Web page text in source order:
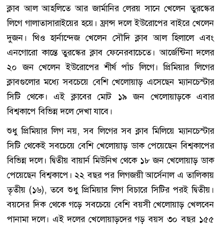
ক্লাব আল আহলিতে আর জার্মানির লেরয় সানে খেলেন তুরস্কের
লিগে গালাতাসারাইয়ের হয়ে। ফ্রান্স দলে ইউরোপের বাইরে খেলেন
দুজন। থিও হার্নান্দেজ খেলেন সৌদি ক্লাব আল হিলালে এবং
এনগোরো কান্তে তুরস্কের ক্লাব ফেনেরবাচেতে। আর্জেন্টিনা দলের
২০ জন খেলেন ইউরোপের শীর্ষ পাঁচ লিগে। প্রিমিয়ার লিগের
ক্লাবগুলোর মধ্যে সবচেয়ে বেশি খেলোয়াড় এসেছেন ম্যানচেস্টার
সিটি থেকে। এই ক্লাবের মোট ১৯ জন খেলোয়াড়কে এবার
বিশ্বকাপে বিভিন্ন দলে দেখা যাবে।
শুধু প্রিমিয়ার লিগ নয়, সব লিগের সব ক্লাব মিলিয়ে ম্যানচেস্টার
সিটি থেকেই সবচেয়ে বেশি খেলোয়াড় ডাক পেয়েছেন বিশ্বকাপের
বিভিন্ন দলে। দ্বিতীয় বায়ার্ন মিউনিখ থেকে ১৮ জন খেলোয়াড় ডাক
পেয়েছেন বিশ্বকাপে। ২২ বছর পর লিগজয়ী আর্সেনাল এ তালিকায়
তৃতীয় (১৬), তবে শুধু প্রিমিয়ার লিগ বিচারে সিটির পরই দ্বিতীয়।
বয়সের দিক থেকে গড়ে সবচেয়ে বেশি বয়সী খেলোয়াড় খেলবেন
পানামা দলে। এই দলের খেলোয়াড়দের গড় বয়স ৩০ বছর ১৫৫